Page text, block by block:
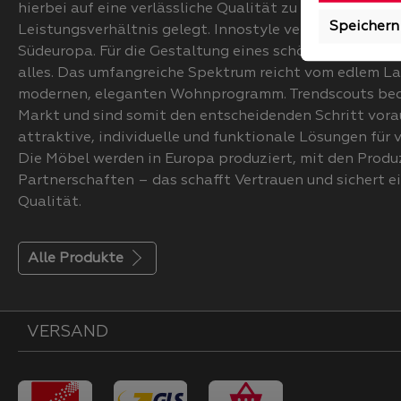
hierbei auf eine verlässliche Qualität zu einen
Leistungsverhältnis gelegt. Innostyle vertreibt seine
Südeuropa. Für die Gestaltung eines schönen
alles. Das umfangreiche Spektrum reicht vom edlem
modernen, eleganten Wohnprogramm. Trendscouts
Markt und sind somit den entscheidenden Schritt
attraktive, individuelle und funktionale Lösungen für
Die Möbel werden in Europa produziert, mit den
Partnerschaften – das schafft Vertrauen und sichert
Qualität.
Alle Produkte
VERSAND
Speichern